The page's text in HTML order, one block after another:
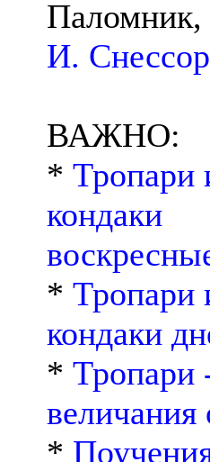
Паломник,
И.
ВАЖНО:
* Тропари
кондаки
* Тропари
кондаки
* Тропари
*